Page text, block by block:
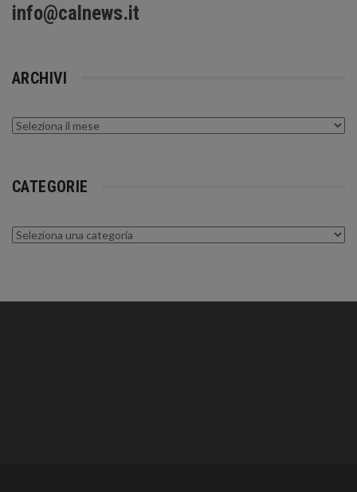
info@calnews.it
ARCHIVI
Archivi
CATEGORIE
Categorie